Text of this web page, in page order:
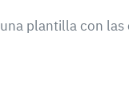
plantilla con